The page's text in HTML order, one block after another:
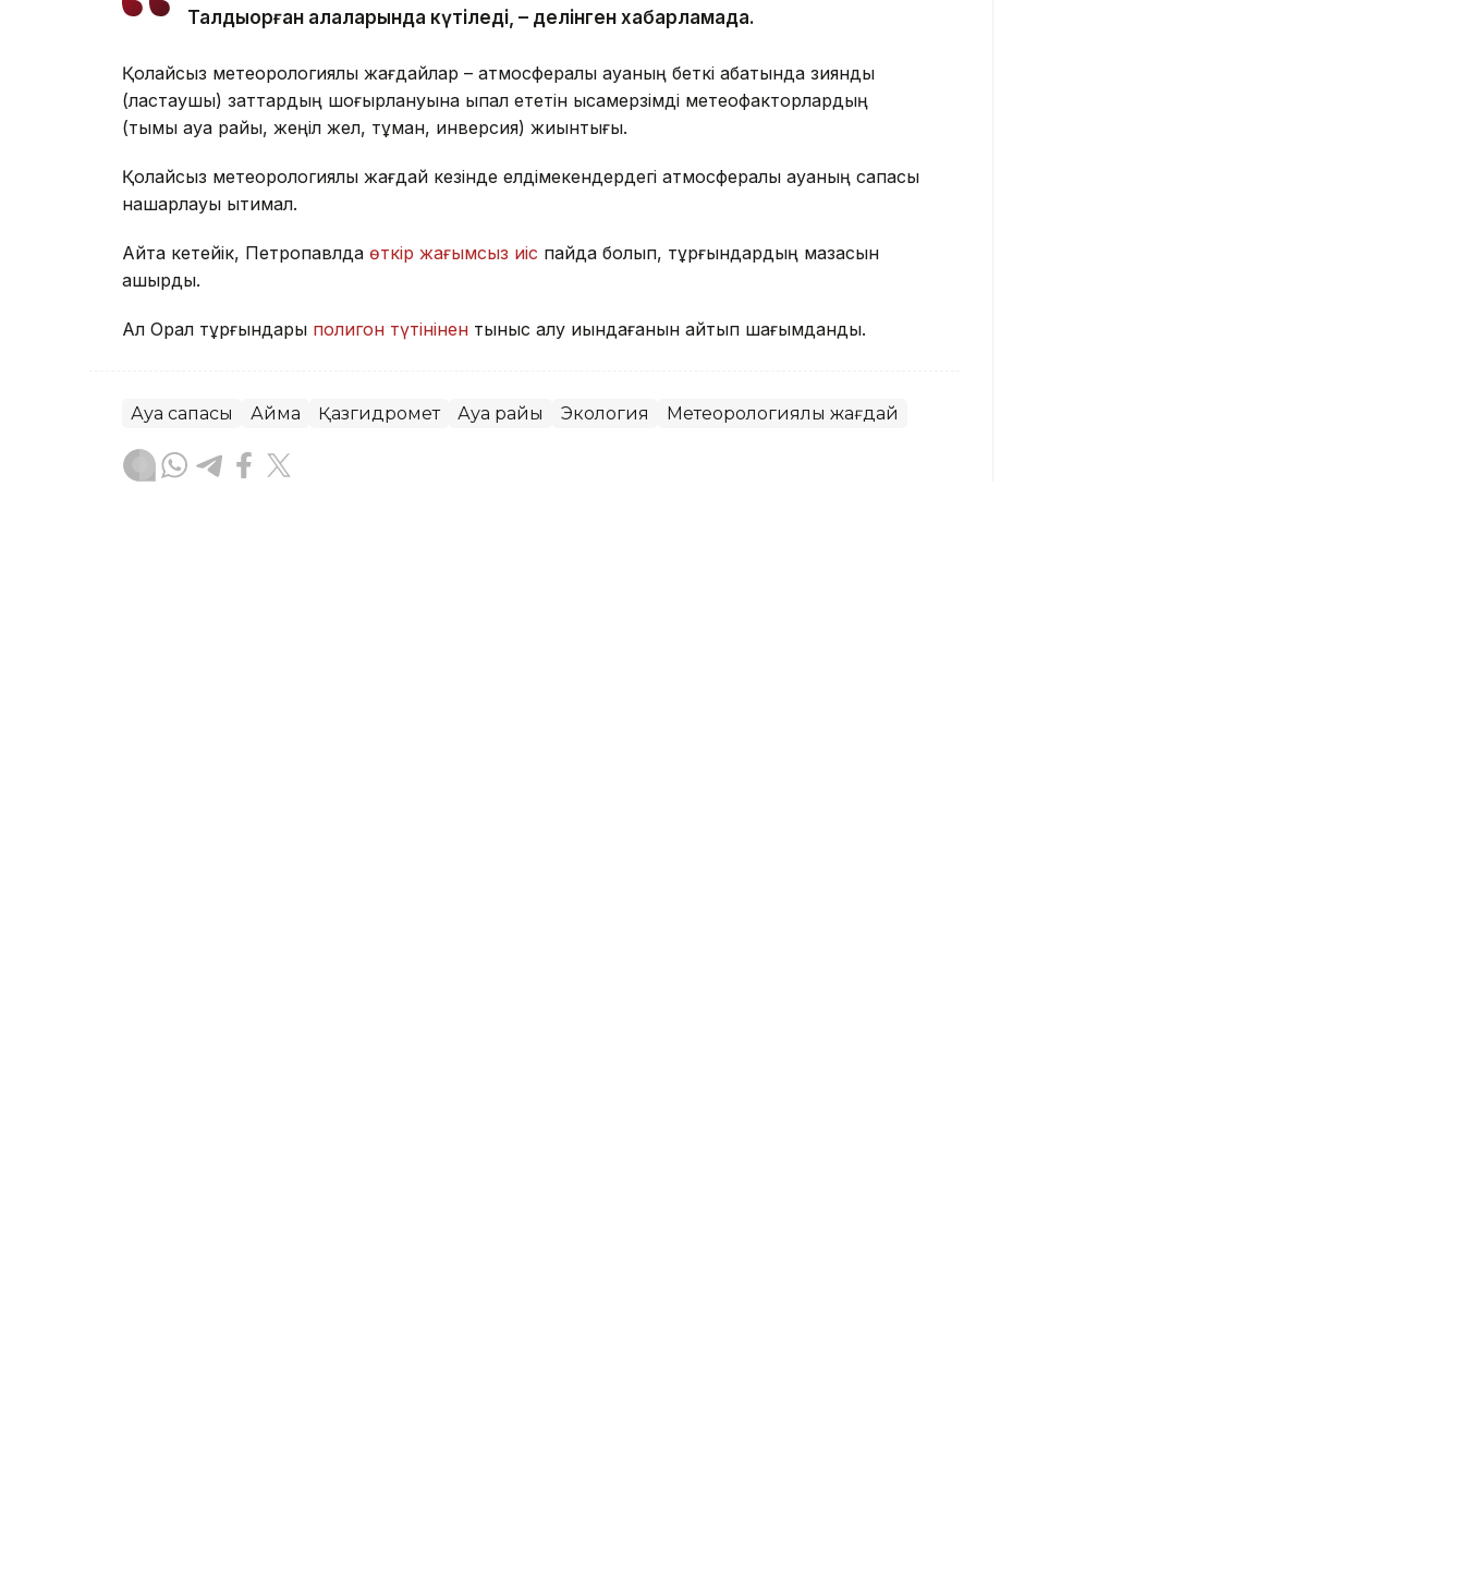
Талдықорған қалаларында күтіледі, – делінген хабарламада.
Қолайсыз метеорологиялық жағдайлар – атмосфералық ауаның беткі қабатында зиянды
(ластаушы) заттардың шоғырлануына ықпал ететін қысқамерзімді метеофакторлардың
(тымық ауа райы, жеңіл жел, тұман, инверсия) жиынтығы.
Қолайсыз метеорологиялық жағдай кезінде елдімекендердегі атмосфералық ауаның сапасы
нашарлауы ықтимал.
Айта кетейік, Петропавлда өткір жағымсыз иіс пайда болып, тұрғындардың мазасын
қашырды.
Ал Орал тұрғындары полигон түтінінен тыныс алу қиындағанын айтып шағымданды.
Ауа сапасы Аймақ Қазгидромет Ауа райы Экология Метеорологиялық жағдай